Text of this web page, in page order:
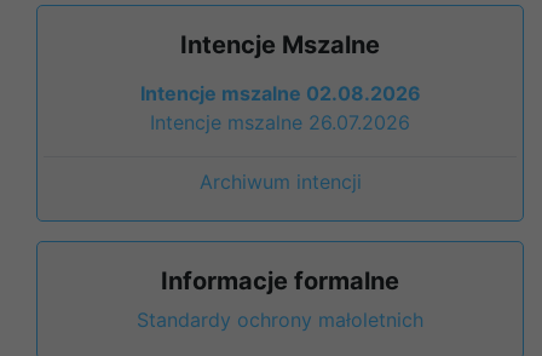
Intencje Mszalne
Intencje mszalne 02.08.2026
Intencje mszalne 26.07.2026
Archiwum intencji
Informacje formalne
Standardy ochrony małoletnich